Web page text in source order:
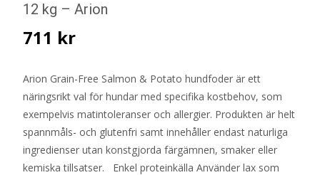
12 kg – Arion
711 kr
Arion Grain-Free Salmon & Potato hundfoder är ett
näringsrikt val för hundar med specifika kostbehov, som
exempelvis matintoleranser och allergier. Produkten är helt
spannmåls- och glutenfri samt innehåller endast naturliga
ingredienser utan konstgjorda färgämnen, smaker eller
kemiska tillsatser. Enkel proteinkälla Använder lax som